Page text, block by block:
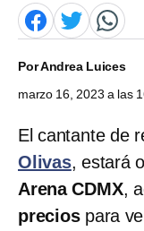
PorAndrea Luices
marzo 16, 2023 a las
El cantante de
Olivas, estará
Arena CDMX,
preciospara